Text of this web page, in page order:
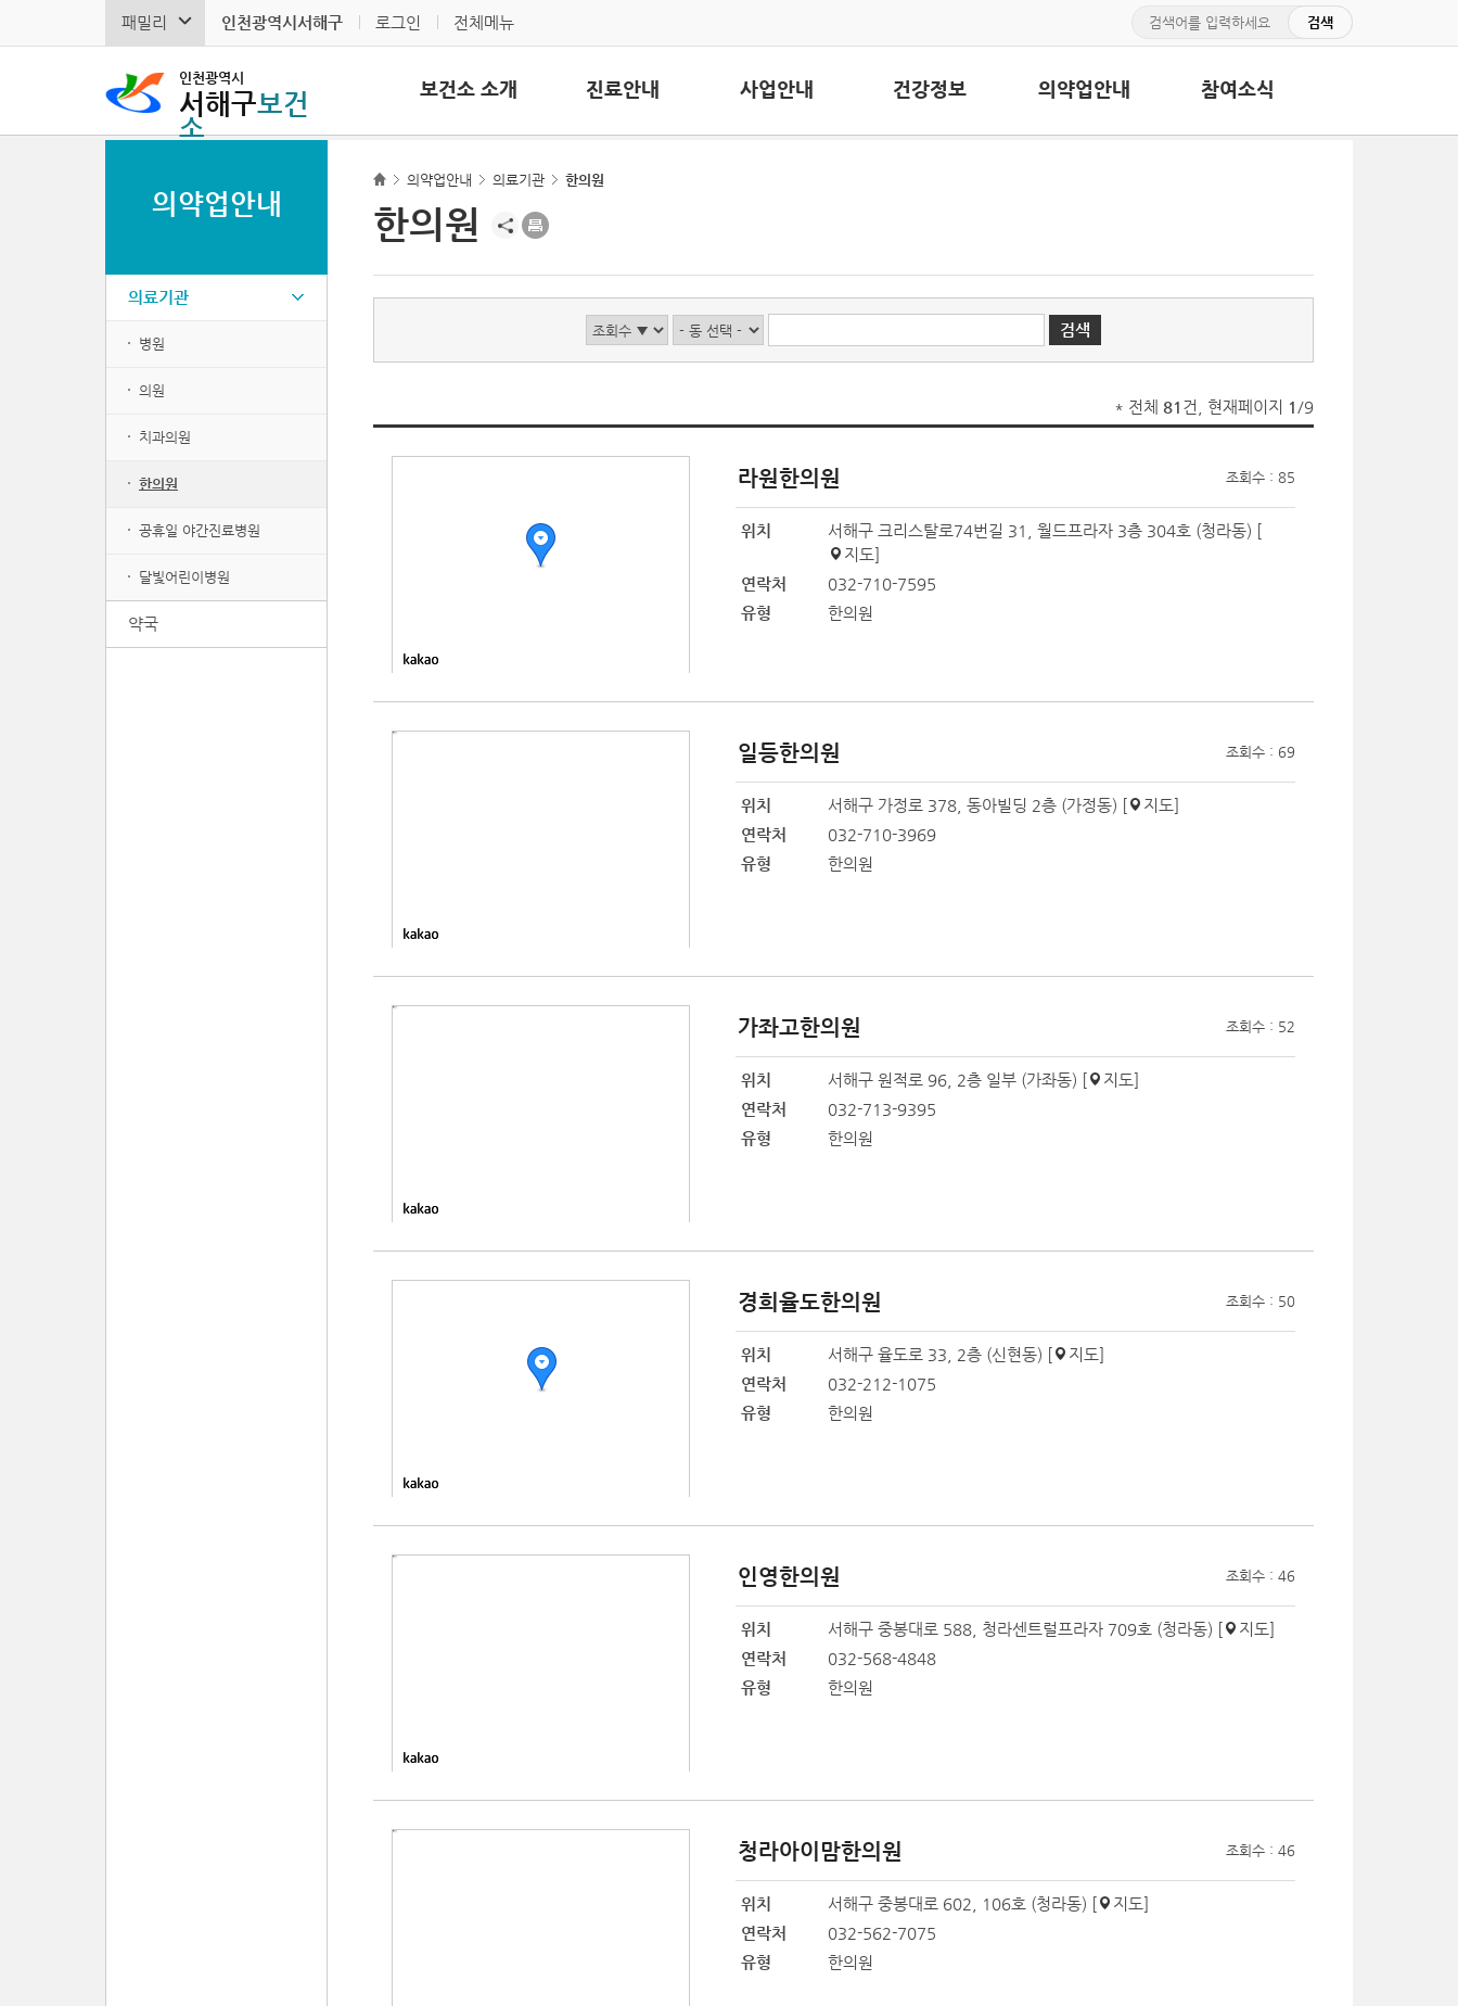
패밀리 인천광역시서해구 로그인 전체메뉴
인천광역시
서해구보건
소
보건소 소개 진료안내 사업안내 건강정보 의약업안내 참여소식
의약업안내
의료기관
병원
의원
치과의원
한의원
공휴일 야간진료병원
달빛어린이병원
약국
의약업안내 의료기관 한의원
한의원
* 전체 81 건, 현재페이지 1 /9
라원한의원 조회수 : 85
위치
서해구 크리스탈로74번길 31, 월드프라자 3층 304호 (청라동) [
지도]
연락처
032-710-7595
유형
한의원
일등한의원 조회수 : 69
위치 서해구 가정로 378, 동아빌딩 2층 (가정동) [ 지도]
연락처
032-710-3969
유형
한의원
가좌고한의원 조회수 : 52
위치 서해구 원적로 96, 2층 일부 (가좌동) [ 지도]
연락처
032-713-9395
유형
한의원
경희율도한의원 조회수 : 50
위치 서해구 율도로 33, 2층 (신현동) [ 지도]
연락처
032-212-1075
유형
한의원
인영한의원 조회수 : 46
위치 서해구 중봉대로 588, 청라센트럴프라자 709호 (청라동) [ 지도]
연락처
032-568-4848
유형
한의원
청라아이맘한의원 조회수 : 46
위치 서해구 중봉대로 602, 106호 (청라동) [ 지도]
연락처
032-562-7075
유형
한의원